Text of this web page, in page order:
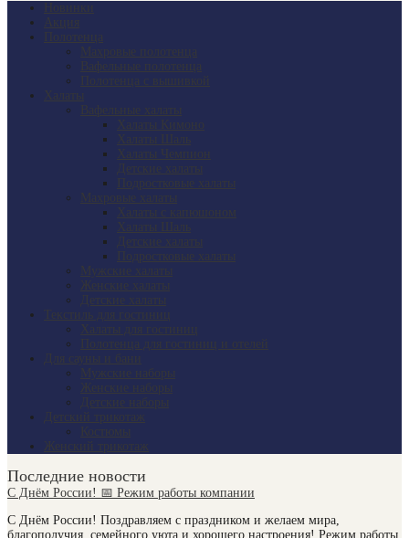
Новинки
Акция
Полотенца
Махровые полотенца
Вафельные полотенца
Полотенца с вышивкой
Халаты
Вафельные халаты
Халаты Кимоно
Халаты Шаль
Халаты Чемпион
Детские халаты
Подростковые халаты
Махровые халаты
Халаты с капюшоном
Халаты Шаль
Детские халаты
Подростковые халаты
Мужские халаты
Женские халаты
Детские халаты
Текстиль для гостиниц
Халаты для гостиниц
Полотенца для гостиниц и отелей
Для сауны и бани
Мужские наборы
Женские наборы
Детские наборы
Детский трикотаж
Костюмы
Женский трикотаж
Последние новости
С Днём России! 📅 Режим работы компании
С Днём России! Поздравляем с праздником и желаем мира,
благополучия, семейного уюта и хорошего настроения! Режим работы